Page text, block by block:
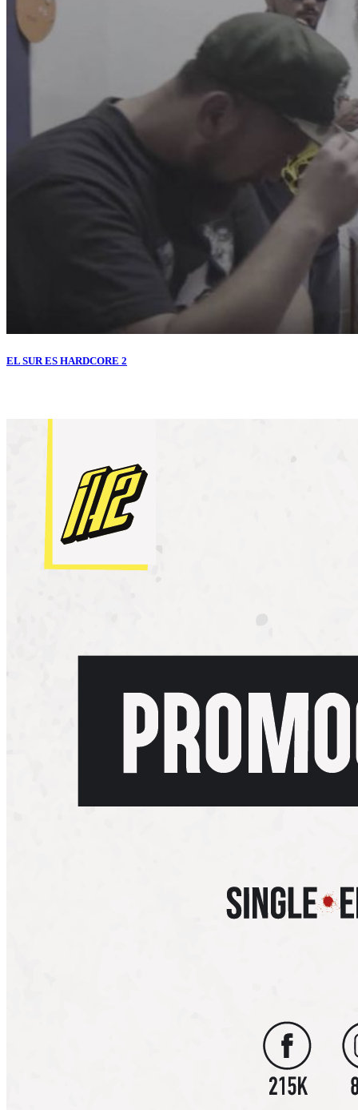
EL SUR ES HARDCORE 2